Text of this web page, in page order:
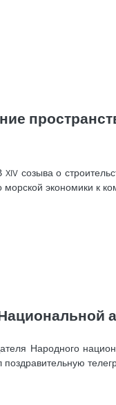
о
экономики к
Народного